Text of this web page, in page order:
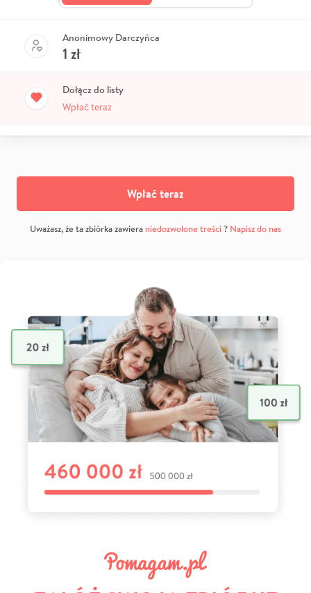
Anonimowy Darczyńca
1 zł
Dołącz do listy
Wpłać teraz
Wpłać teraz
Uważasz, że ta zbiórka zawiera niedozwolone treści? Napisz do nas